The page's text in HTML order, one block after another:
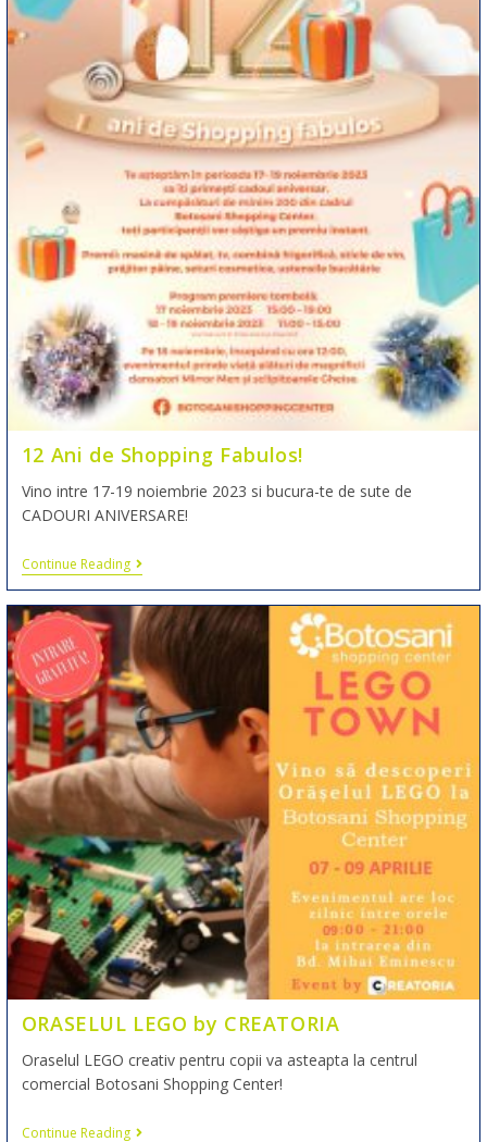
12 Ani de Shopping Fabulos!
Vino intre 17-19 noiembrie 2023 si bucura-te de sute de
CADOURI ANIVERSARE!
Continue Reading
ORASELUL LEGO by CREATORIA
Oraselul LEGO creativ pentru copii va asteapta la centrul
comercial Botosani Shopping Center!
Continue Reading